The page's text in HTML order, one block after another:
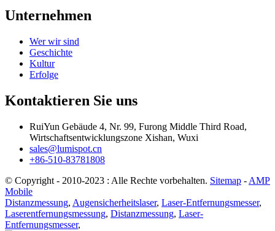
Unternehmen
Wer wir sind
Geschichte
Kultur
Erfolge
Kontaktieren Sie uns
RuiYun Gebäude 4, Nr. 99, Furong Middle Third Road,
Wirtschaftsentwicklungszone Xishan, Wuxi
sales@lumispot.cn
+86-510-83781808
© Copyright - 2010-2023 : Alle Rechte vorbehalten. Sitemap - AMP
Mobile
Distanzmessung, Augensicherheitslaser, Laser-Entfernungsmesser,
Laserentfernungsmessung, Distanzmessung, Laser-
Entfernungsmesser,